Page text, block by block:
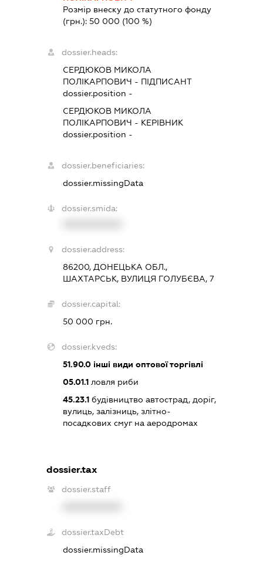
Розмір внеску до статутного фонду
(грн.): 50 000 (100 %)
dossier.heads:
СЕРДЮКОВ МИКОЛА
ПОЛІКАРПОВИЧ - ПІДПИСАНТ
dossier.position -
СЕРДЮКОВ МИКОЛА
ПОЛІКАРПОВИЧ - КЕРІВНИК
dossier.position -
dossier.beneficiaries:
dossier.missingData
dossier.smida:
dossier.address:
86200, ДОНЕЦЬКА ОБЛ.,
ШАХТАРСЬК, ВУЛИЦЯ ГОЛУБЄВА, 7
dossier.capital:
50 000 грн.
dossier.kveds:
51.90.0інші види оптової торгівлі
05.01.1ловля риби
45.23.1будівництво автострад, доріг,
вулиць, залізниць, злітно-
посадкових смуг на аеродромах
dossier.tax
dossier.staff
dossier.taxDebt
dossier.missingData